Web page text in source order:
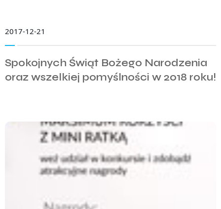
2017-12-21
Spokojnych Świąt Bożego Narodzenia
oraz wszelkiej pomyślności w 2018 roku!